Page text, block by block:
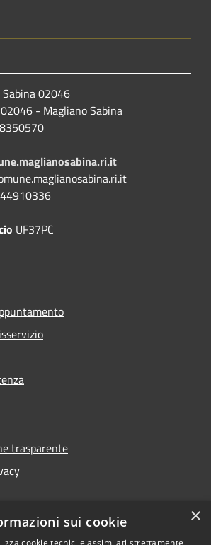
02046
- Magliano Sabina
UF37PC
trasparente
accessibilità
×
sui cookie
cookie tecnici e assimilati strettamente